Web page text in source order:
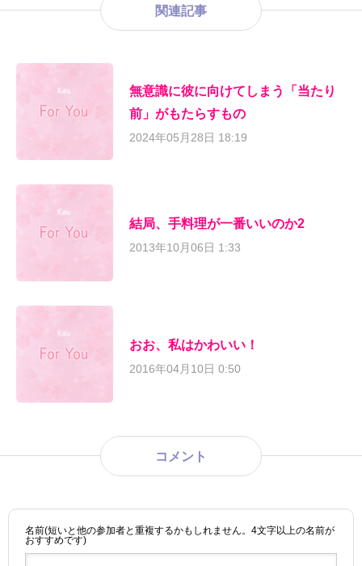
関連記事
無意識に彼に向けてしまう「当たり
前」がもたらすもの
2024年05月28日 18:19
結局、手料理が一番いいのか2
2013年10月06日 1:33
おお、私はかわいい！
2016年04月10日 0:50
コメント
名前(短いと他の参加者と重複するかもしれません。4文字以上の名前が
おすすめです)